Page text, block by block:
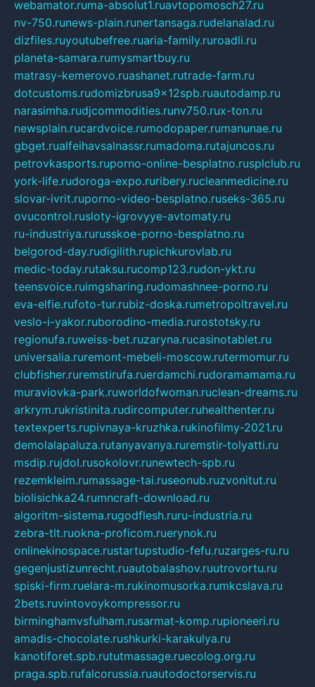
webamator.ruma-absolut1.ruavtopomosch27.ru
nv-750.runews-plain.runertansaga.rudelanalad.ru
dizfiles.ruyoutubefree.ruaria-family.ruroadli.ru
planeta-samara.rumysmartbuy.ru
matrasy-kemerovo.ruashanet.rutrade-farm.ru
dotcustoms.rudomizbrusa9x12spb.ruautodamp.ru
narasimha.rudjcommodities.runv750.rux-ton.ru
newsplain.rucardvoice.rumodopaper.rumanunae.ru
gbget.rualfeihavsalnassr.rumadoma.rutajuncos.ru
petrovkasports.ruporno-online-besplatno.rusplclub.ru
york-life.rudoroga-expo.ruribery.rucleanmedicine.ru
slovar-ivrit.ruporno-video-besplatno.ruseks-365.ru
ovucontrol.rusloty-igrovyye-avtomaty.ru
ru-industriya.rurusskoe-porno-besplatno.ru
belgorod-day.rudigilith.rupichkurovlab.ru
medic-today.rutaksu.rucomp123.rudon-ykt.ru
teensvoice.ruimgsharing.rudomashnee-porno.ru
eva-elfie.rufoto-tur.rubiz-doska.rumetropoltravel.ru
veslo-i-yakor.ruborodino-media.rurostotsky.ru
regionufa.ruweiss-bet.ruzaryna.rucasinotablet.ru
universalia.ruremont-mebeli-moscow.rutermomur.ru
clubfisher.ruremstirufa.ruerdamchi.rudoramamama.ru
muraviovka-park.ruworldofwoman.ruclean-dreams.ru
arkrym.rukristinita.rudircomputer.ruhealthenter.ru
textexperts.rupivnaya-kruzhka.rukinofilmy-2021.ru
demolalapaluza.rutanyavanya.ruremstir-tolyatti.ru
msdip.rujdol.rusokolovr.runewtech-spb.ru
rezemkleim.rumassage-tai.ruseonub.ruzvonitut.ru
biolisichka24.rumncraft-download.ru
algoritm-sistema.rugodflesh.ruru-industria.ru
zebra-tlt.ruokna-proficom.ruerynok.ru
onlinekinospace.rustartupstudio-fefu.ruzarges-ru.ru
gegenjustizunrecht.ruautobalashov.ruutrovortu.ru
spiski-firm.ruelara-m.rukinomusorka.rumkcslava.ru
2bets.ruvintovoykompressor.ru
birminghamvsfulham.rusarmat-komp.rupioneeri.ru
amadis-chocolate.rushkurki-karakulya.ru
kanotiforet.spb.rututmassage.ruecolog.org.ru
praga.spb.rufalcorussia.ruautodoctorservis.ru